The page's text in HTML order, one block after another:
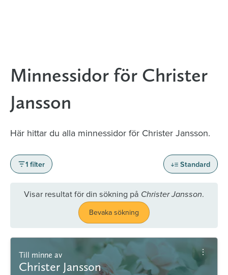
Minnessidor för Christer
Jansson
Här hittar du alla minnessidor för Christer Jansson.
1 filter Standard
Visar resultat för din sökning på Christer Jansson.
Bevaka sökning
Till minne av
Christer Jansson